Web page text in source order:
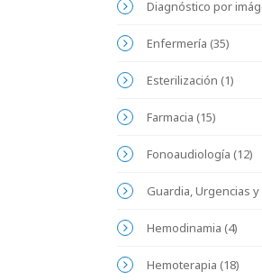
Diagnóstico por
Enfermería (35)
Esterilización (1)
Farmacia (15)
Fonoaudiología (12)
Guardia, Urgencias
Hemodinamia (4)
Hemoterapia (18)